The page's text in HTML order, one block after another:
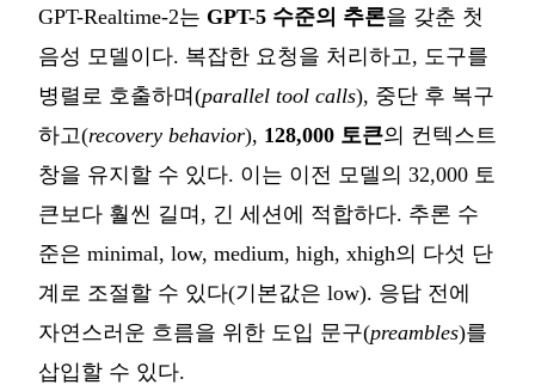
GPT-Realtime-2는 GPT-5 수준의 추론을 갖춘 첫
음성 모델이다. 복잡한 요청을 처리하고, 도구를
병렬로 호출하며(parallel tool calls), 중단 후 복구
하고(recovery behavior), 128,000 토큰의 컨텍스트
창을 유지할 수 있다. 이는 이전 모델의 32,000 토
큰보다 훨씬 길며, 긴 세션에 적합하다. 추론 수
준은 minimal, low, medium, high, xhigh의 다섯 단
계로 조절할 수 있다(기본값은 low). 응답 전에
자연스러운 흐름을 위한 도입 문구(preambles)를
삽입할 수 있다.